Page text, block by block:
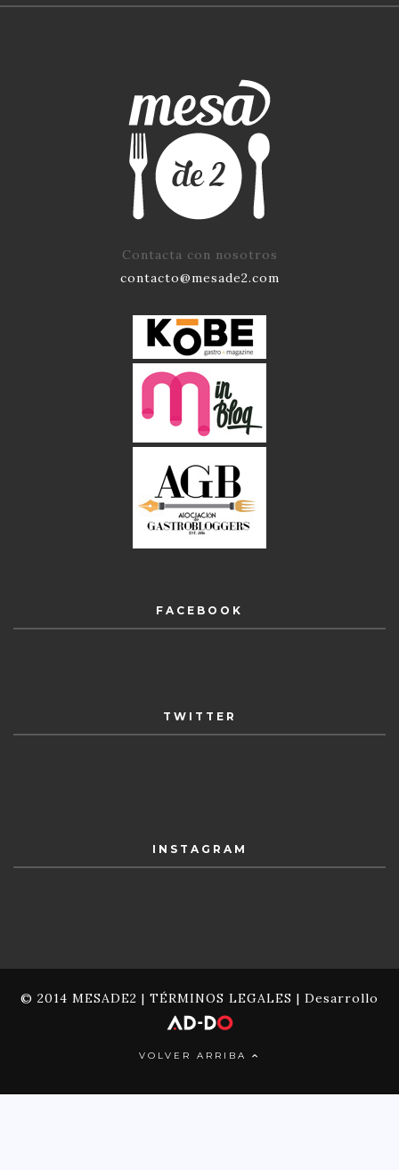
Contacta con nosotros
contacto@mesade2.com
FACEBOOK
TWITTER
INSTAGRAM
© 2014 MESADE2 | TÉRMINOS LEGALES | Desarrollo
VOLVER ARRIBA